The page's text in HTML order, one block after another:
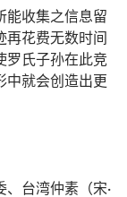
能收集之信息留
再花费无数时间
罗氏子孙在此竞
中就会创造出更
台湾仲素（宋·